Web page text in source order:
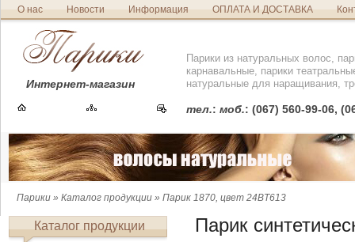
О нас Новости Информация ОПЛАТА И ДОСТАВКА
Интернет-магазин
Парики из натуральных волос,
карнавальные, парики
натуральные для наращивания,
тел.: моб.: (067) 560-99-06,
Парики » Каталог продукции » Парик 1870, цвет 24BT613
Каталог продукции Парик